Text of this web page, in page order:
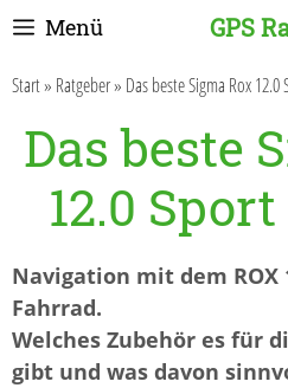
Zum
springen
GPS
Menü
Start» Ratgeber» Das beste Sigma Rox
Das beste
12.0
Navigation mit dem ROX
Fahrrad.
Welches Zubehör es für
gibt und was davon